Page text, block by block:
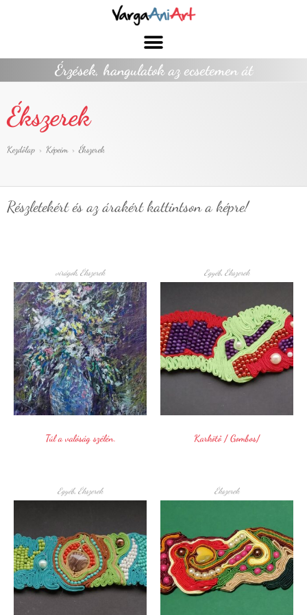
Érzések, hangulatok az ecsetemen át
Ékszerek
Kezdőlap > Képeim > Ékszerek
Részletekért és az árakért kattintson a képre!
virágok, Ékszerek
Túl a valóság szélén.
Egyéb, Ékszerek
Karkötő / Gombos/
Egyéb, Ékszerek Ékszerek